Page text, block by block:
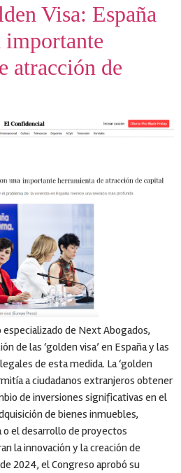
Visa: España
importante
atracción de
de Next Abogados,
de las ‘golden visa’ en España y las
de esta medida. La ‘golden
a ciudadanos extranjeros obtener
de inversiones significativas en el
de bienes inmuebles,
o el desarrollo de proyectos
la innovación y la creación de
2024, el Congreso aprobó su